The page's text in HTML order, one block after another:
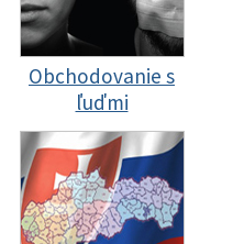
Obchodovanie s
ľuďmi